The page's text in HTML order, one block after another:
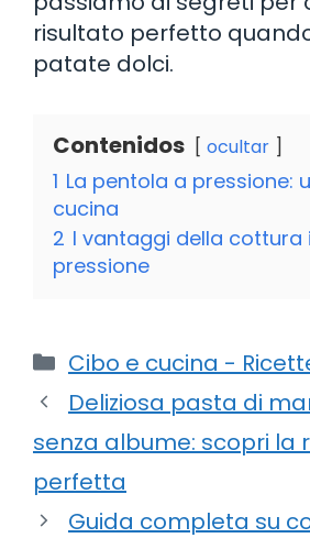
risultato perfetto
patate dolci.
Contenidos ocultar
1 La pentola a pressione:
cucina
2 I vantaggi della cottura
pressione
Categorie
Cibo e cucina -
Deliziosa pasta di
senza albume: scopri la
perfetta
Guida completa su